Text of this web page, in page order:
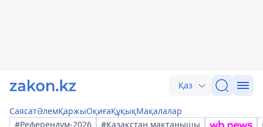
Қаз
СаясатӘлемҚаржыОқиғаҚұқықМақалалар
#Референдум-2026
#Қазақстан мақтанышы